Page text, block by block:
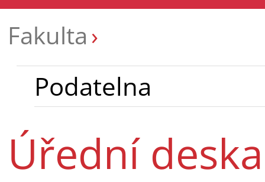
Fakulta
Podatelna
Úřední deska